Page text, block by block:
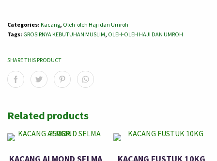
Categories: Kacang, Oleh-oleh Haji dan Umroh
Tags: GROSIRNYA KEBUTUHAN MUSLIM, OLEH-OLEH HAJI DAN UMROH
SHARE THIS PRODUCT
Related products